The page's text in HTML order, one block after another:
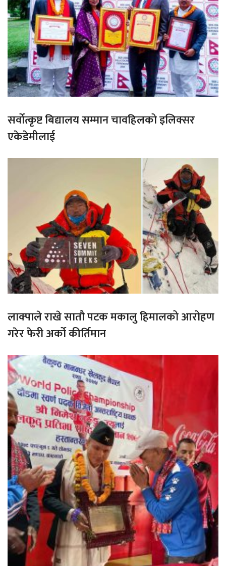
सर्वोत्कृष्ट बिद्यालय सम्मान चावहिलको इलिक्सर
एकेडेमीलाई
लाक्पाले राखे सातौ पटक मकालु हिमालको आरोहण
गरेर फेरी अर्को कीर्तिमान